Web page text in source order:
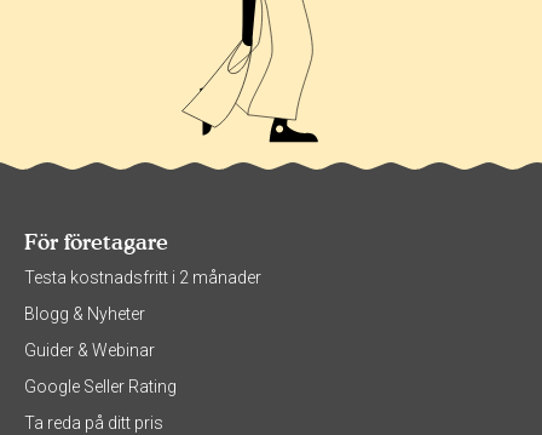
För företagare
Testa kostnadsfritt i 2 månader
Blogg & Nyheter
Guider & Webinar
Google Seller Rating
Ta reda på ditt pris